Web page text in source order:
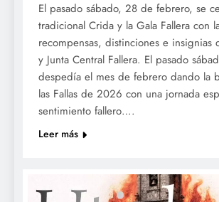
El pasado sábado, 28 de febrero, se
tradicional Crida y la Gala Fallera con
recompensas, distinciones e insignias
y Junta Central Fallera. El pasado
despedía el mes de febrero dando la
las Fallas de 2026 con una jornada
sentimiento fallero….
Leer más